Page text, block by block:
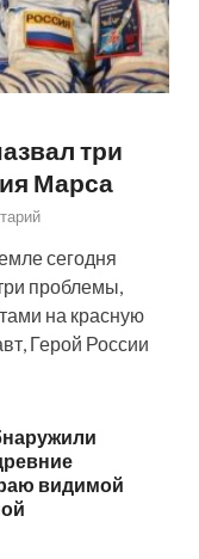
три
Марса
сегодня
проблемы,
на красную
Герой России
видимой